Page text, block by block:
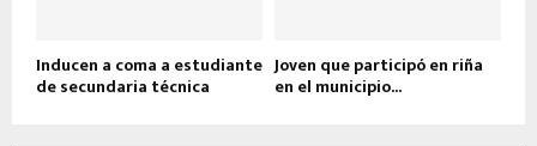
Inducen a coma a estudiante
de secundaria técnica
Joven que participó en riña
en el municipio...